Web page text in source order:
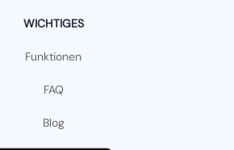
WICHTIGES
Funktionen
FAQ
Blog